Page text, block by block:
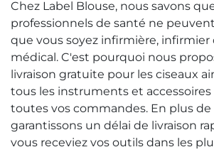
Chez Label Blouse, nous savons
professionnels de santé ne
que vous soyez infirmière, infirmier
médical. C'est pourquoi nous
livraison gratuite pour les ciseaux
tous les instruments et
toutes vos commandes. En plus de
garantissons un délai de livraison
vous receviez vos outils dans les